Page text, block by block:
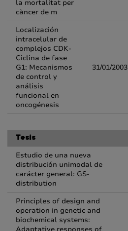
la mortalitat per
càncer de m
Localización
intracelular de
complejos CDK-
Ciclina de fase
G1: Mecanismos
de control y
análisis
funcional en
oncogénesis
31/01/2003
Tesis
Estudio de una nueva
distribución unimodal de
carácter general: GS-
distribution
Principles of design and
operation in genetic and
biochemical systems: